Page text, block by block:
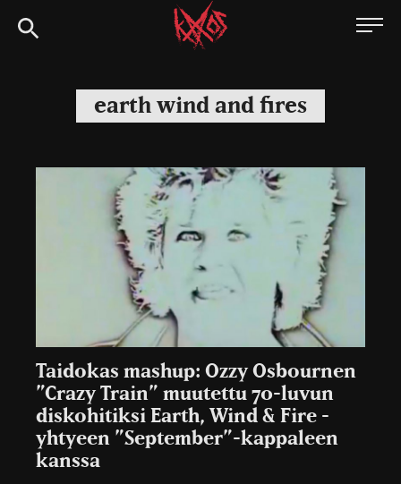
Siirry
suoraan
Kaaoszine
earth wind and fires
Taidokas mashup: Ozzy Osbournen
”Crazy Train” muutettu 70-luvun
diskohitiksi Earth, Wind & Fire -
yhtyeen ”September”-kappaleen
kanssa